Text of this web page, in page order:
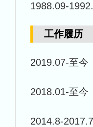
1988.09-
工作履历
2019.07-至
2018.01-至
2014.8-